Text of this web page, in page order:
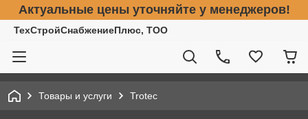
Актуальные цены уточняйте у менеджеров!
ТехСтройСнабжениеПлюс, ТОО
Товары и услуги Trotec